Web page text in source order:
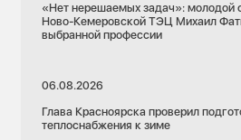
«Нет нерешаемых задач»: молодой
Ново-Кемеровской ТЭЦ Михаил
выбранной профессии
06.08.2026
Глава Красноярска проверил
теплоснабжения к зиме